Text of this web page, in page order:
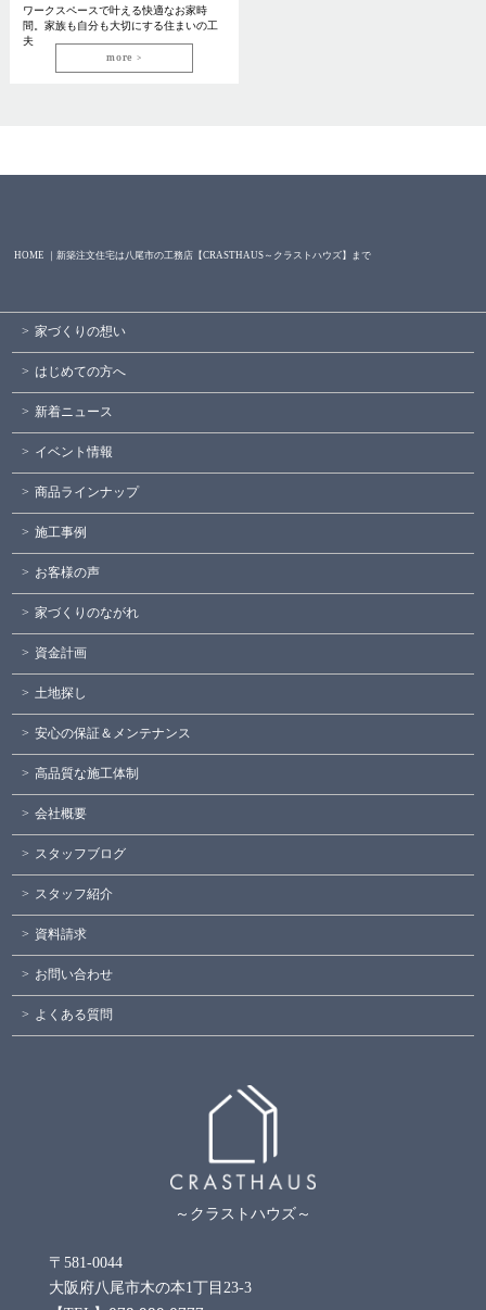
ワークスペースで叶える快適なお家時
間。家族も自分も大切にする住まいの工
夫
more
HOME ｜新築注文住宅は八尾市の工務店【CRASTHAUS～クラストハウズ】まで
家づくりの想い
はじめての方へ
新着ニュース
イベント情報
商品ラインナップ
施工事例
お客様の声
家づくりのながれ
資金計画
土地探し
安心の保証＆メンテナンス
高品質な施工体制
会社概要
スタッフブログ
スタッフ紹介
資料請求
お問い合わせ
よくある質問
～クラストハウズ～
〒581-0044
大阪府八尾市木の本1丁目23-3